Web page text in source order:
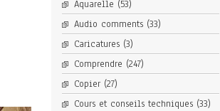
Aquarelle (53)
Audio comments(33)
Caricatures(3)
Comprendre (247)
Copier(27)
Cours et conseils techniques(33)